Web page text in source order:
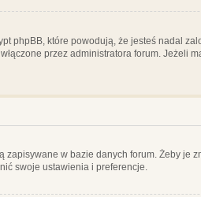
phpBB, które powodują, że jesteś nadal
przez administratora forum. Jeżeli
w bazie danych forum. Żeby je
swoje ustawienia i preferencje.